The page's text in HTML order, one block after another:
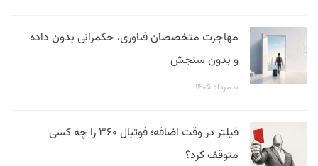
مهاجرت متخصصان فناوری، حکمرانی بدون داده
و بدون سنجش
۱۰ مرداد ۱۴۰۵
فیلتر در وقت اضافه؛ فوتبال ۳۶۰ را چه کسی
متوقف کرد؟